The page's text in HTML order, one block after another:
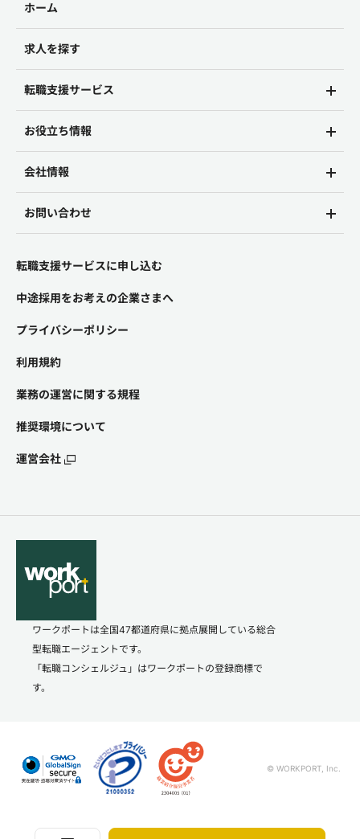
ホーム
求人を探す
転職支援サービス
お役立ち情報
会社情報
お問い合わせ
転職支援サービスに申し込む
中途採用をお考えの企業さまへ
プライバシーポリシー
利用規約
業務の運営に関する規程
推奨環境について
運営会社
ワークポートは全国47都道府県に拠点展開している総合
型転職エージェントです。
「転職コンシェルジュ」はワークポートの登録商標で
す。
© WORKPORT, Inc.